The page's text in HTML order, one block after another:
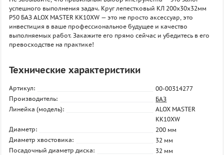
успешного выполнения задач. Круг лепестковый КЛ 200х30х32мм
P50 БАЗ ALOX MASTER KK10XW — это не просто аксессуар, это
инвестиция в ваше профессиональное будущее и качество
выполняемых работ. Закажите его прямо сейчас и убедитесь в его
превосходстве на практике!
Технические характеристики
Артикул:
00-00314277
Производитель:
БАЗ
Линейка (модель):
ALOX MASTER
KK10XW
Диаметр:
200 мм
Диаметр хвостовика:
32 мм
Посадочный диаметр диска:
32 мм